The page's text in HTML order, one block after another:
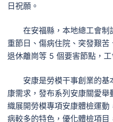
日祝願。
在安福縣，本地總工會制
重節日、傷病住院、突發艱苦
退休離崗等 5 個要害節點，工
安康是勞模干事創業的
康需求，發布系列安康關愛
織展開勞模專項安康體檢運
病較多的特色，優化體檢項